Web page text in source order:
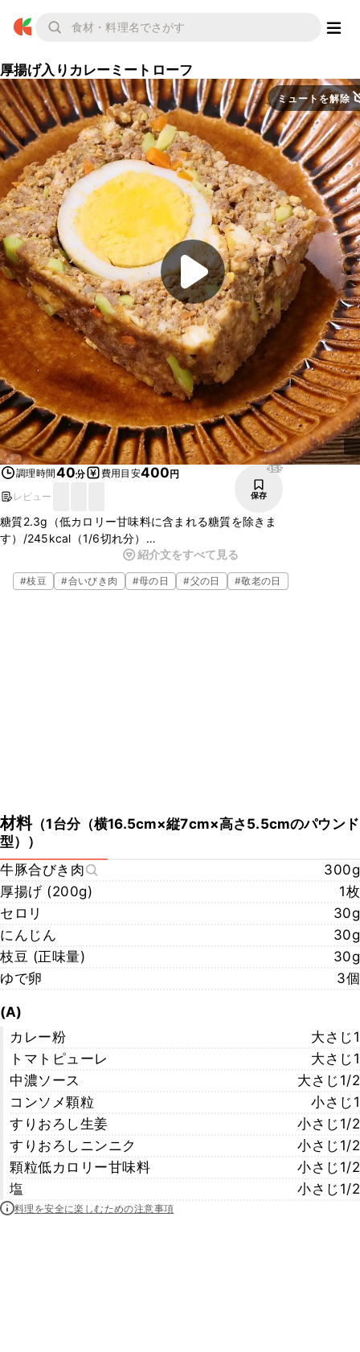
厚揚げ入りカレーミートローフ
ミュートを解除
調理時間40分 費用目安400円
レビュー
355
保存
糖質2.3g（低カロリー甘味料に含まれる糖質を除きま
す）/245kcal（1/6切れ分）
パン粉は糖質が高いので、つなぎを厚揚げで代用してみました。厚揚
げを刻んで入れているのでお肉と合わさってボリューム満点です。中
にゆで卵も入っていて切った時もきれいなので、おもてなしの一品と
紹介文をすべて見る
#枝豆 #合いびき肉 #母の日 #父の日 #敬老の日
材料（1台分（横16.5cm×縦7cm×高さ5.5cmのパウンド
型） ）
牛豚合びき肉
300g
厚揚げ (200g)
1枚
セロリ
30g
にんじん
30g
枝豆 (正味量)
30g
ゆで卵
3個
(A)
カレー粉
大さじ1
トマトピューレ
大さじ1
中濃ソース
大さじ1/2
コンソメ顆粒
小さじ1
すりおろし生姜
小さじ1/2
すりおろしニンニク
小さじ1/2
顆粒低カロリー甘味料
小さじ1/2
塩
小さじ1/2
料理を安全に楽しむための注意事項